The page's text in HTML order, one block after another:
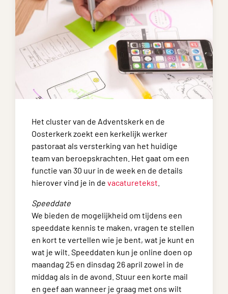
Het cluster van de Adventskerk en de
Oosterkerk zoekt een kerkelijk werker
pastoraat als versterking van het huidige
team van beroepskrachten. Het gaat om een
functie van 30 uur in de week en de details
hierover vind je in de vacaturetekst
Speeddate
We bieden de mogelijkheid om tijdens een
speeddate kennis te maken, vragen te stellen
en kort te vertellen wie je bent, wat je kunt en
wat je wilt. Speeddaten kun je online doen op
maandag 25 en dinsdag 26 april zowel in de
middag als in de avond. Stuur een korte mail
en geef aan wanneer je graag met ons wilt